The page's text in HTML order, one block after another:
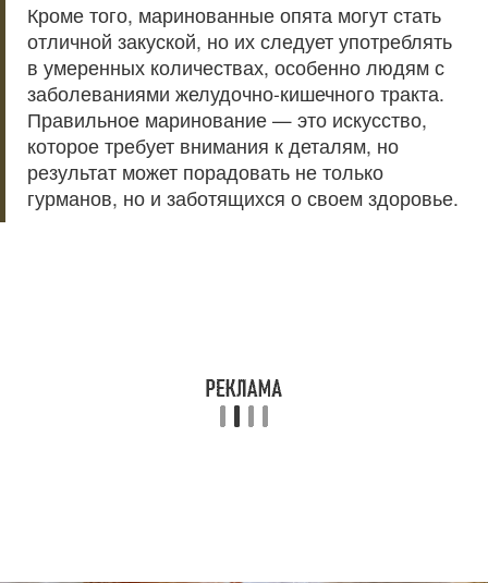
Кроме того, маринованные опята могут стать
отличной закуской, но их следует употреблять
в умеренных количествах, особенно людям с
заболеваниями желудочно-кишечного тракта.
Правильное маринование — это искусство,
которое требует внимания к деталям, но
результат может порадовать не только
гурманов, но и заботящихся о своем здоровье.